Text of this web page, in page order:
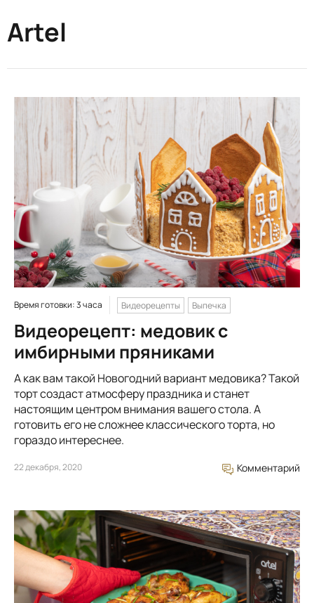
Artel
Время готовки: 3 часа Видеорецепты Выпечка
Видеорецепт: медовик с
имбирными пряниками
А как вам такой Новогодний вариант медовика? Такой
торт создаст атмосферу праздника и станет
настоящим центром внимания вашего стола. А
готовить его не сложнее классического торта, но
гораздо интереснее.
22 декабря, 2020 Комментарий